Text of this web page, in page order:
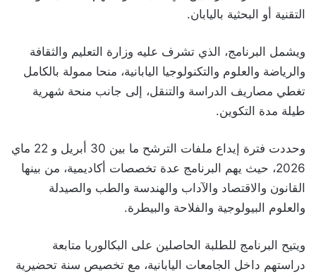
التقنية أو البحثية باليابان.
ويشمل البرنامج، الذي تشرف عليه وزارة التعليم والثقافة
والرياضة والعلوم والتكنولوجيا اليابانية، منحا ممولة بالكامل
تغطي مصاريف الدراسة والتنقل، إلى جانب منحة شهرية
طيلة مدة التكوين.
وحددت فترة إيداع ملفات الترشح ما بين 30 أبريل و 22 ماي
2026، حيث يهم البرنامج عدة تخصصات أكاديمية، من بينها
القانون والاقتصاد والآداب والهندسة والطب والصيدلة
والعلوم البيولوجية والفلاحة والبيطرة.
ويتيح البرنامج للطلبة الحاصلين على البكالوريا متابعة
دراستهم داخل الجامعات اليابانية، مع تخصيص سنة تحضيرية